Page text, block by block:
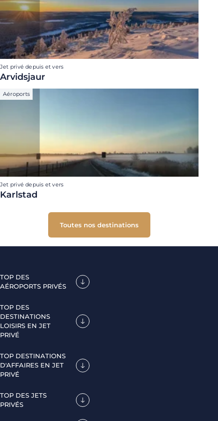
Jet privé depuis et vers
Arvidsjaur
Aéroports
Jet privé depuis et vers
Karlstad
Toutes nos destinations
TOP DES
AÉROPORTS PRIVÉS
TOP DES
DESTINATIONS
LOISIRS EN JET
PRIVÉ
TOP DESTINATIONS
D'AFFAIRES EN JET
PRIVÉ
TOP DES JETS
PRIVÉS